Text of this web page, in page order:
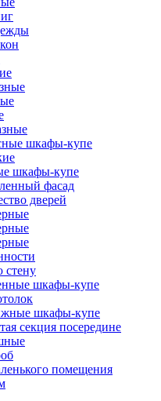
шкафы-купе
шкафы-купе
фасад
дверей
стену
шкафы-купе
шкафы-купе
секция посередине
помещения